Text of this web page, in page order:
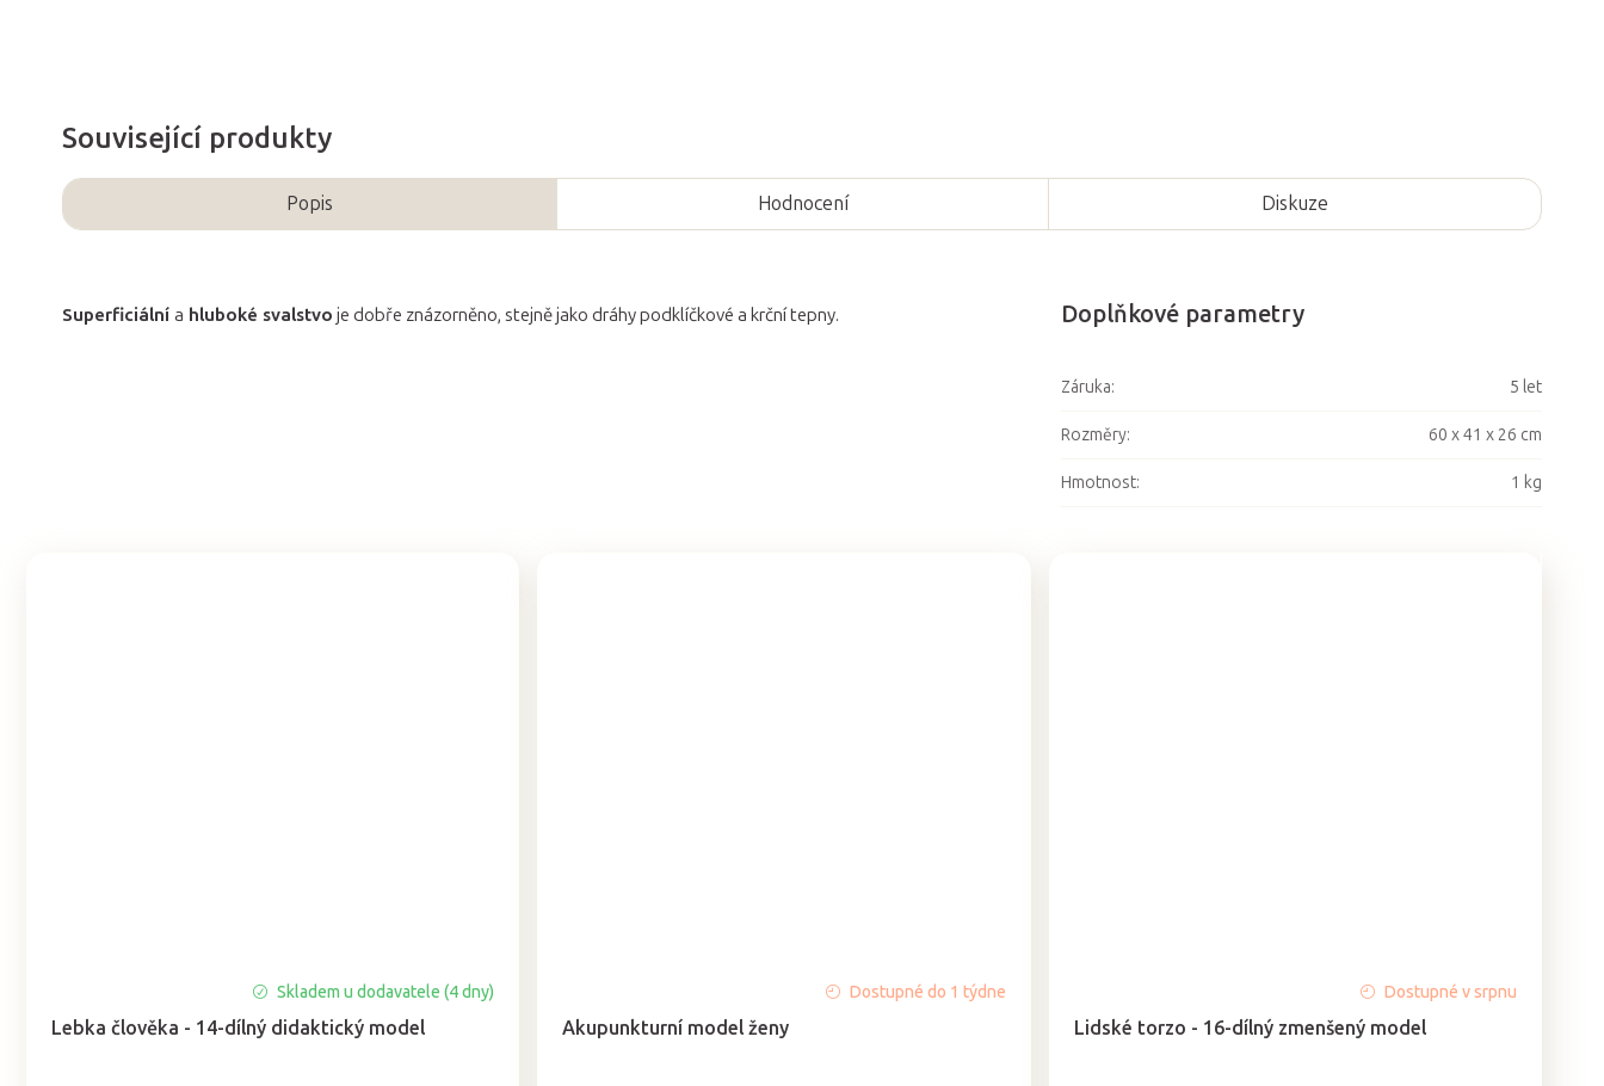
Související produkty
Lebka člověka - 14-dílný didaktický model
Skladem u dodavatele (4 dny)
Akupunkturní model ženy
Dostupné do 1 týdne
Lidské torzo - 16-dílný zmenšený model
Dostupné v srpnu
Popis Hodnocení Diskuze
Superficiální a hluboké svalstvo je dobře znázorněno, stejně jako dráhy podklíčkové a krční tepny. Doplňkové parametry
Záruka: 5 let
Rozměry: 60 x 41 x 26 cm
Hmotnost: 1 kg